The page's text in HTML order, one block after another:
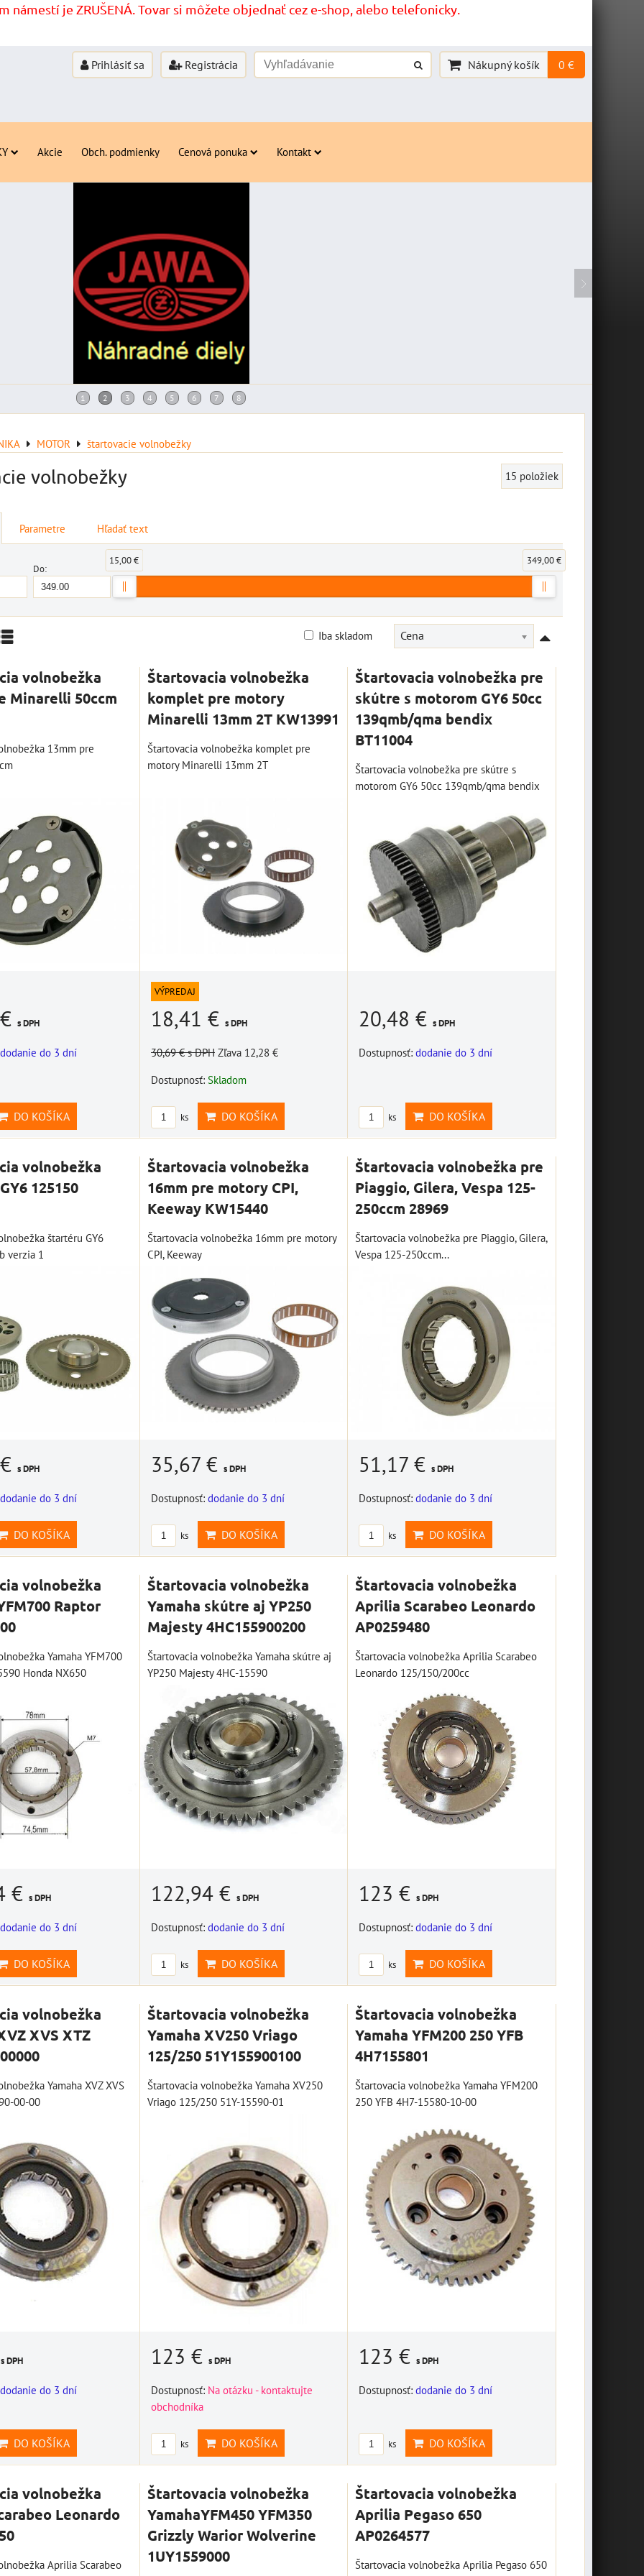
námestí je ZRUŠENÁ. Tovar si môžete objednať cez e-shop, alebo telefonicky.
Prihlásiť sa Registrácia Nákupný košík 0 €
Akcie Obch. podmienky Cenová ponuka Kontakt
MOTOR štartovacie volnobežky
volnobežky 15 položiek
Parametre Hľadať text
Do:
15,00 € 349,00 €
Cena
Iba skladom
volnobežka
Minarelli 50ccm
13mm pre
s DPH
dodanie do 3 dní
DO KOŠÍKA
Štartovacia volnobežka
komplet pre motory
Minarelli 13mm 2T KW13991
Štartovacia volnobežka komplet pre
motory Minarelli 13mm 2T
VÝPREDAJ
18,41 € s DPH
30,69 €s DPH Zľava 12,28 €
Dostupnosť: Skladom
ks DO KOŠÍKA
Štartovacia volnobežka pre
skútre s motorom GY6 50cc
139qmb/qma bendix
BT11004
Štartovacia volnobežka pre skútre s
motorom GY6 50cc 139qmb/qma bendix
20,48 €s DPH
Dostupnosť:dodanie do 3 dní
ks DO KOŠÍKA
volnobežka
125150
štartéru GY6
verzia 1
s DPH
dodanie do 3 dní
DO KOŠÍKA
Štartovacia volnobežka
16mm pre motory CPI,
Keeway KW15440
Štartovacia volnobežka 16mm pre motory
CPI, Keeway
35,67 € s DPH
Dostupnosť: dodanie do 3 dní
ks DO KOŠÍKA
Štartovacia volnobežka pre
Piaggio, Gilera, Vespa 125-
250ccm 28969
Štartovacia volnobežka pre Piaggio, Gilera,
Vespa 125-250ccm...
51,17 €s DPH
Dostupnosť:dodanie do 3 dní
ks DO KOŠÍKA
volnobežka
Raptor
Yamaha YFM700
Honda NX650
€ s DPH
dodanie do 3 dní
DO KOŠÍKA
Štartovacia volnobežka
Yamaha skútre aj YP250
Majesty 4HC155900200
Štartovacia volnobežka Yamaha skútre aj
YP250 Majesty 4HC-15590
122,94 € s DPH
Dostupnosť: dodanie do 3 dní
ks DO KOŠÍKA
Štartovacia volnobežka
Aprilia Scarabeo Leonardo
AP0259480
Štartovacia volnobežka Aprilia Scarabeo
Leonardo 125/150/200cc
123 €s DPH
Dostupnosť:dodanie do 3 dní
ks DO KOŠÍKA
volnobežka
XVS XTZ
Yamaha XVZ XVS
00-00
s DPH
dodanie do 3 dní
DO KOŠÍKA
Štartovacia volnobežka
Yamaha XV250 Vriago
125/250 51Y155900100
Štartovacia volnobežka Yamaha XV250
Vriago 125/250 51Y-15590-01
123 € s DPH
Dostupnosť: Na otázku - kontaktujte
obchodníka
ks DO KOŠÍKA
Štartovacia volnobežka
Yamaha YFM200 250 YFB
4H7155801
Štartovacia volnobežka Yamaha YFM200
250 YFB 4H7-15580-10-00
123 €s DPH
Dostupnosť:dodanie do 3 dní
ks DO KOŠÍKA
volnobežka
Leonardo
Aprilia Scarabeo
Štartovacia volnobežka
YamahaYFM450 YFM350
Grizzly Warior Wolverine
1UY1559000
Štartovacia volnobežka
Aprilia Pegaso 650
AP0264577
Štartovacia volnobežka Aprilia Pegaso 650
štartovací box +
power banka,
A, NOCO GB20
štartovací box + power
banka, bootovací prúd 400
A, NOCO GB20
ks DO KOŠÍKA
10002768
Novšie motocykle BMW
základnej výbave a...
30,74 €s DPH
závesná plechová
tabuľa "Bikers
závesná plechová tabuľa
"Bikers Welcome" 20 x 10
cm
ks DO KOŠÍKA
18,40 €
ks